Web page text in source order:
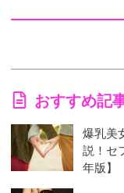
おすすめ記
爆乳美
説！セ
年版】